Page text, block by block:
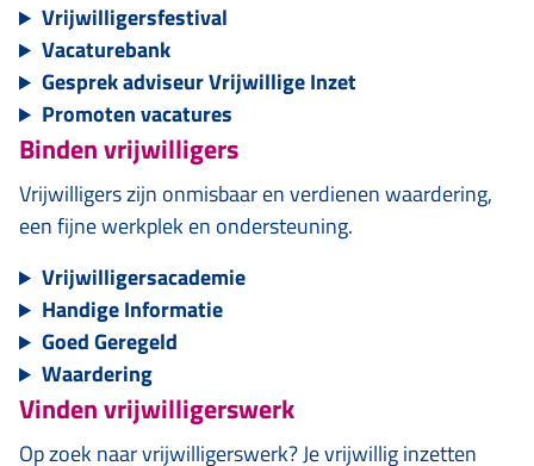
Vrijwilligersfestival
Vacaturebank
Gesprek adviseur Vrijwillige Inzet
Promoten vacatures
Binden vrijwilligers
Vrijwilligers zijn onmisbaar en verdienen waardering,
een fijne werkplek en ondersteuning.
Vrijwilligersacademie
Handige Informatie
Goed Geregeld
Waardering
Vinden vrijwilligerswerk
Op zoek naar vrijwilligerswerk? Je vrijwillig inzetten